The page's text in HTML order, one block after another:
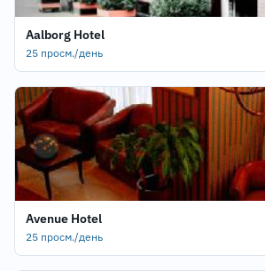
Aalborg Hotel
25 просм./день
Avenue Hotel
25 просм./день